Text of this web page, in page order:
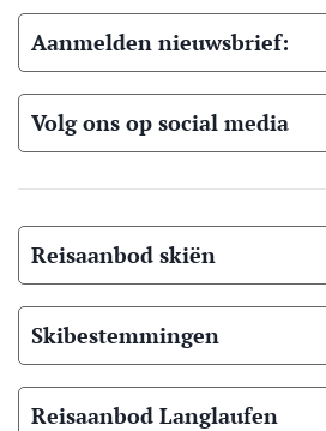
Aanmelden nieuwsbrief:
Volg ons op social media
Reisaanbod skiën
Skibestemmingen
Reisaanbod Langlaufen